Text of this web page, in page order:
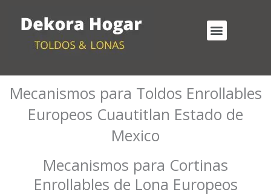
contenido
Menu
Mecanismos para Toldos Enrollables
Europeos Cuautitlan Estado de
Mexico
Mecanismos para Cortinas
Enrollables de Lona Europeos